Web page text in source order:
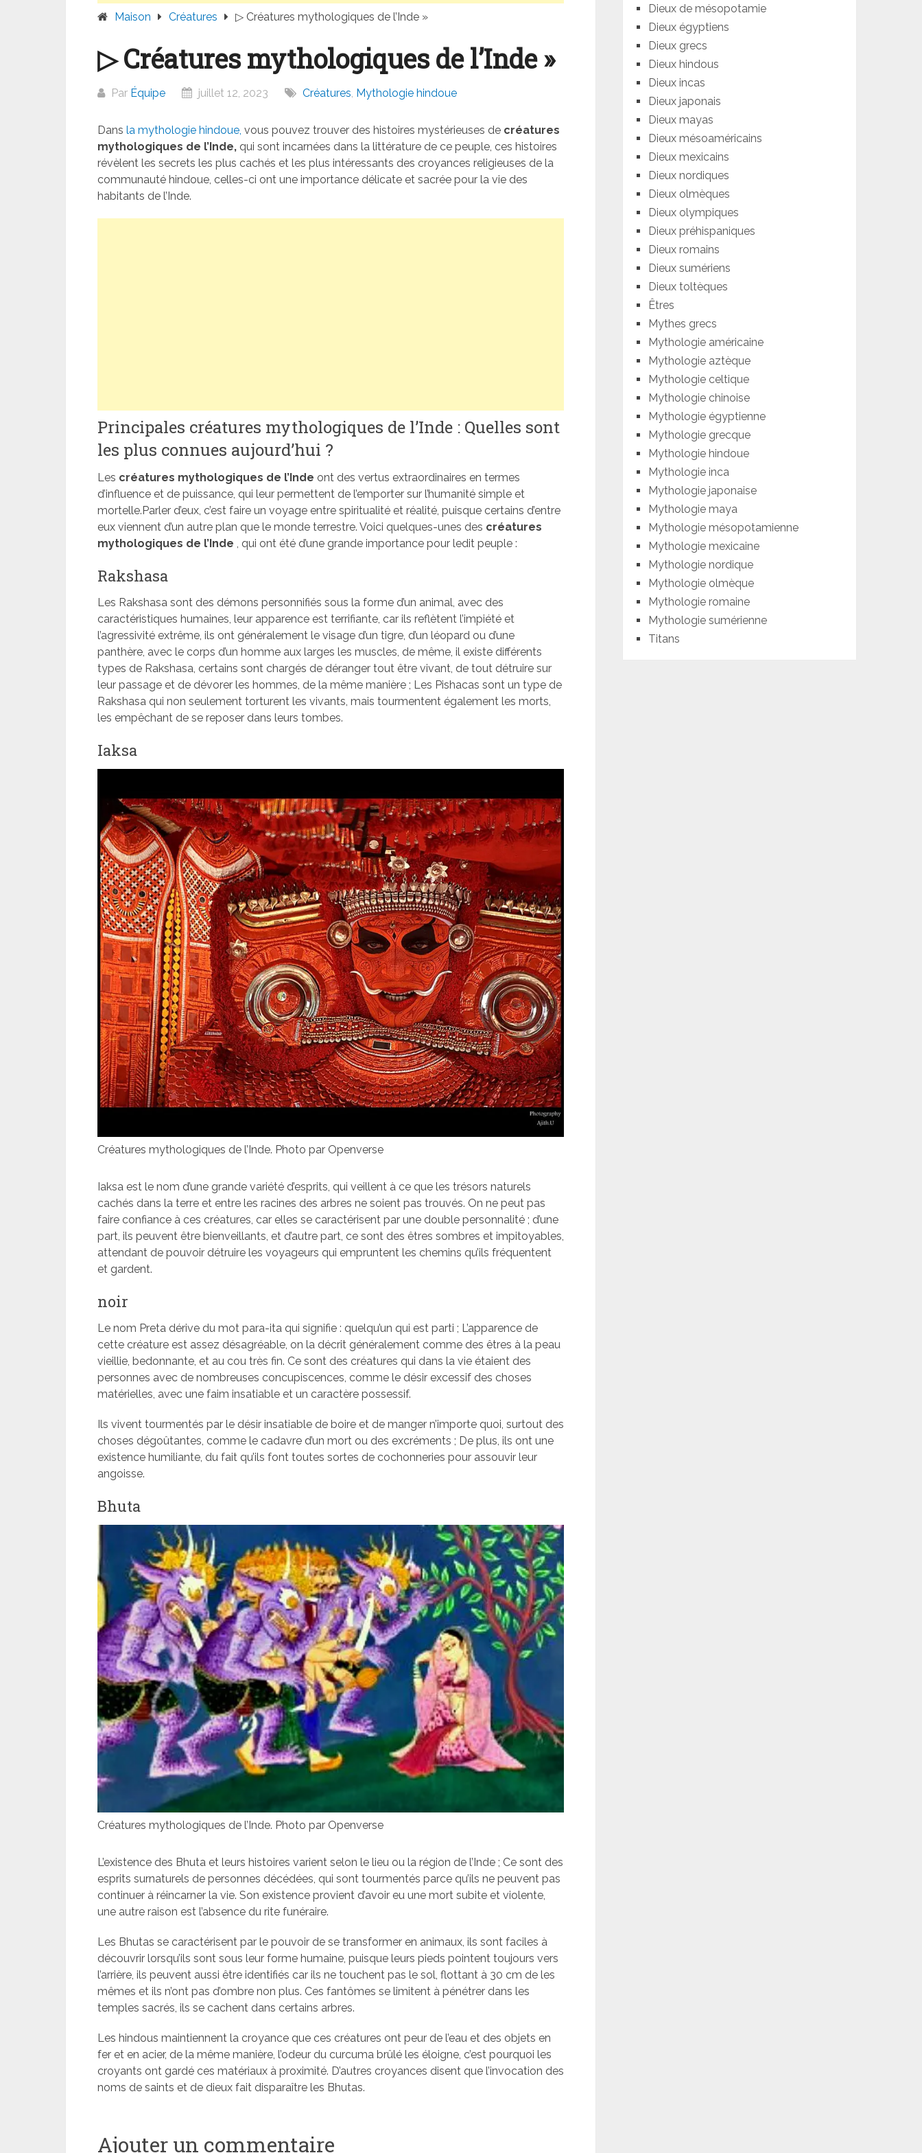
Maison Créatures ▷ Créatures mythologiques de l’Inde »
▷ Créatures mythologiques de l’Inde »
Par Équipe juillet 12, 2023 Créatures, Mythologie hindoue
Dans la mythologie hindoue, vous pouvez trouver des histoires mystérieuses de créatures
mythologiques de l’Inde, qui sont incarnées dans la littérature de ce peuple, ces histoires
révèlent les secrets les plus cachés et les plus intéressants des croyances religieuses de la
communauté hindoue, celles-ci ont une importance délicate et sacrée pour la vie des
habitants de l’Inde.
Principales créatures mythologiques de l’Inde : Quelles sont
les plus connues aujourd’hui ?
Les créatures mythologiques de l’Inde ont des vertus extraordinaires en termes
d’influence et de puissance, qui leur permettent de l’emporter sur l’humanité simple et
mortelle.Parler d’eux, c’est faire un voyage entre spiritualité et réalité, puisque certains d’entre
eux viennent d’un autre plan que le monde terrestre. Voici quelques-unes des créatures
mythologiques de l’Inde , qui ont été d’une grande importance pour ledit peuple :
Rakshasa
Les Rakshasa sont des démons personnifiés sous la forme d’un animal, avec des
caractéristiques humaines, leur apparence est terrifiante, car ils reflètent l’impiété et
l’agressivité extrême, ils ont généralement le visage d’un tigre, d’un léopard ou d’une
panthère, avec le corps d’un homme aux larges les muscles, de même, il existe différents
types de Rakshasa, certains sont chargés de déranger tout être vivant, de tout détruire sur
leur passage et de dévorer les hommes, de la même manière ; Les Pishacas sont un type de
Rakshasa qui non seulement torturent les vivants, mais tourmentent également les morts,
les empêchant de se reposer dans leurs tombes.
Iaksa
Créatures mythologiques de l’Inde. Photo par Openverse
Iaksa est le nom d’une grande variété d’esprits, qui veillent à ce que les trésors naturels
cachés dans la terre et entre les racines des arbres ne soient pas trouvés. On ne peut pas
faire confiance à ces créatures, car elles se caractérisent par une double personnalité ; d’une
part, ils peuvent être bienveillants, et d’autre part, ce sont des êtres sombres et impitoyables,
attendant de pouvoir détruire les voyageurs qui empruntent les chemins qu’ils fréquentent
et gardent.
noir
Le nom Preta dérive du mot para-ita qui signifie : quelqu’un qui est parti ; L’apparence de
cette créature est assez désagréable, on la décrit généralement comme des êtres à la peau
vieillie, bedonnante, et au cou très fin. Ce sont des créatures qui dans la vie étaient des
personnes avec de nombreuses concupiscences, comme le désir excessif des choses
matérielles, avec une faim insatiable et un caractère possessif.
Ils vivent tourmentés par le désir insatiable de boire et de manger n’importe quoi, surtout des
choses dégoûtantes, comme le cadavre d’un mort ou des excréments ; De plus, ils ont une
existence humiliante, du fait qu’ils font toutes sortes de cochonneries pour assouvir leur
angoisse.
Bhuta
Créatures mythologiques de l’Inde. Photo par Openverse
L’existence des Bhuta et leurs histoires varient selon le lieu ou la région de l’Inde ; Ce sont des
esprits surnaturels de personnes décédées, qui sont tourmentés parce qu’ils ne peuvent pas
continuer à réincarner la vie. Son existence provient d’avoir eu une mort subite et violente,
une autre raison est l’absence du rite funéraire.
Les Bhutas se caractérisent par le pouvoir de se transformer en animaux, ils sont faciles à
découvrir lorsqu’ils sont sous leur forme humaine, puisque leurs pieds pointent toujours vers
l’arrière, ils peuvent aussi être identifiés car ils ne touchent pas le sol, flottant à 30 cm de les
mêmes et ils n’ont pas d’ombre non plus. Ces fantômes se limitent à pénétrer dans les
temples sacrés, ils se cachent dans certains arbres.
Les hindous maintiennent la croyance que ces créatures ont peur de l’eau et des objets en
fer et en acier, de la même manière, l’odeur du curcuma brûlé les éloigne, c’est pourquoi les
croyants ont gardé ces matériaux à proximité. D’autres croyances disent que l’invocation des
noms de saints et de dieux fait disparaître les Bhutas.
Ajouter un commentaire
Dieux de mésopotamie
Dieux égyptiens
Dieux grecs
Dieux hindous
Dieux incas
Dieux japonais
Dieux mayas
Dieux mésoaméricains
Dieux mexicains
Dieux nordiques
Dieux olmèques
Dieux olympiques
Dieux préhispaniques
Dieux romains
Dieux sumériens
Dieux toltèques
Êtres
Mythes grecs
Mythologie américaine
Mythologie aztèque
Mythologie celtique
Mythologie chinoise
Mythologie égyptienne
Mythologie grecque
Mythologie hindoue
Mythologie inca
Mythologie japonaise
Mythologie maya
Mythologie mésopotamienne
Mythologie mexicaine
Mythologie nordique
Mythologie olmèque
Mythologie romaine
Mythologie sumérienne
Titans